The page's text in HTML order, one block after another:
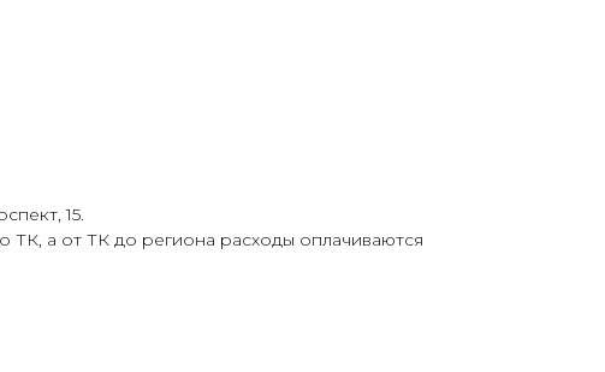
15.
а от ТК до региона расходы оплачиваются